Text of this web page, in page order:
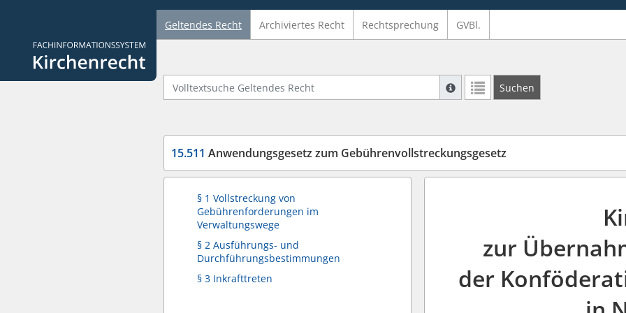
Logo Fachinformationssystem Kirchenrecht
Geltendes Recht Archiviertes Recht Rechtsprechung GVBl.
Volltextsuche Geltendes Recht
Suche mit Platzhalter "*", Bsp.
Suchen
15.511 Anwendungsgesetz zum Gebührenvollstreckungsgesetz
§ 1 Vollstreckung von
Gebührenforderungen im
Verwaltungswege
§ 2 Ausführungs- und
Durchführungsbestimmungen
§ 3 Inkrafttreten
zur
der